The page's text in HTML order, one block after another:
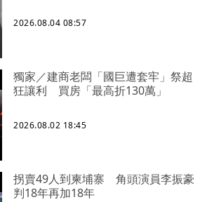
2026.08.04 08:57
獨家／建商老闆「國巨遭套牢」祭超
狂讓利 買房「最高折130萬」
2026.08.02 18:45
拐賣49人到柬埔寨 角頭演員李振豪
判18年再加18年